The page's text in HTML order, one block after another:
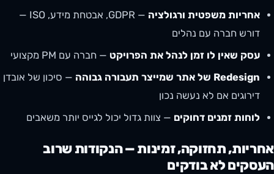
אחריות משפטית ורגולציה
— GDPR, אבטחת מידע, ISO —
דורש חברה עם נהלים
עסק שאין לו זמן לנהל את הפרויקט — חברה עם PM מקצועי
Redesign של אתר שמייצר תעבורה גבוהה
— סיכון של אובדן
דירוגים אם לא נעשה נכון
לוחות זמנים דחוקים — צוות גדול יכול לגייס יותר משאבים
אחריות, תחזוקה, זמינות — הנקודות שרוב
העסקים לא בודקים